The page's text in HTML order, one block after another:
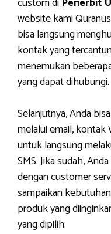
website kami
bisa langsung
kontak yang
menemukan
yang dapat dihubungi.
Selanjutnya, Anda
melalui email,
untuk langsung
SMS. Jika sudah,
dengan customer
sampaikan
produk yang
yang dipilih.